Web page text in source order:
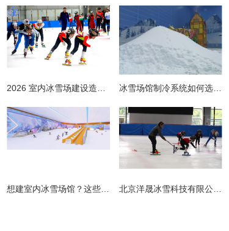
冰雪场馆制冷系统如何选择更节能？从设计到运维的全链路节能指南
北京洋晟冰雪科技有限公司扎根首都北京，是国内领先的室内冰雪场馆建设一站式服务商。